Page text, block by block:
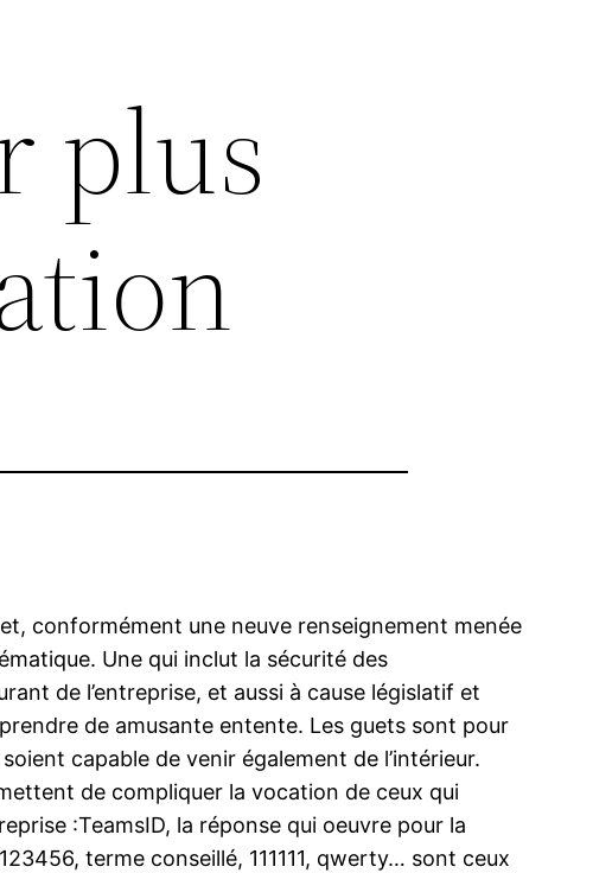
plus
conformément une neuve renseignement menée
Une qui inclut la sécurité des
de l’entreprise, et aussi à cause législatif et
de amusante entente. Les guets sont pour
capable de venir également de l’intérieur.
de compliquer la vocation de ceux qui
:TeamsID, la réponse qui oeuvre pour la
terme conseillé, 111111, qwerty… sont ceux